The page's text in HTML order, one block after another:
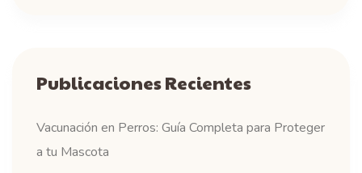
Publicaciones Recientes
Vacunación en Perros: Guía Completa para Proteger
a tu Mascota